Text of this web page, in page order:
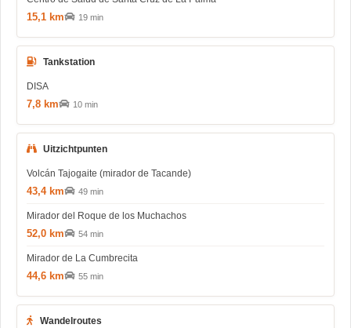
15,1 km 19 min
Tankstation
DISA
7,8 km 10 min
Uitzichtpunten
Volcán Tajogaite (mirador de Tacande)
43,4 km 49 min
Mirador del Roque de los Muchachos
52,0 km 54 min
Mirador de La Cumbrecita
44,6 km 55 min
Wandelroutes